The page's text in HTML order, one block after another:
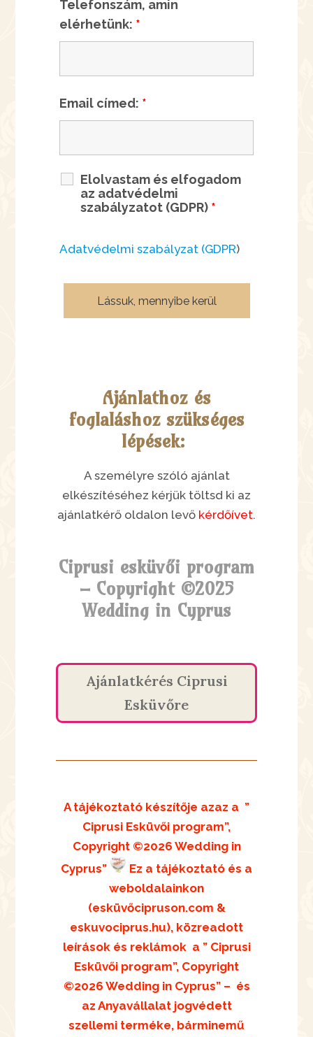
Telefonszám, amin
elérhetünk: *
Email címed: *
Elolvastam és elfogadom
az adatvédelmi
szabályzatot (GDPR) *
Adatvédelmi szabályzat (GDPR)
Ajánlathoz és
foglaláshoz szükséges
lépések:
A személyre szóló ajánlat
elkészítéséhez kérjük töltsd ki az
ajánlatkérő oldalon levő kérdőívet.
Ciprusi esküvői program
– Copyright ©2025
Wedding in Cyprus
Ajánlatkérés Ciprusi
Esküvőre
A tájékoztató készítője azaz a ”
Ciprusi Esküvői program”,
Copyright ©2026 Wedding in
Cyprus”
Ez a tájékoztató és a
weboldalainkon
(esküvőcipruson.com &
eskuvociprus.hu), közreadott
leírások és reklámok a ” Ciprusi
Esküvői program”, Copyright
©2026 Wedding in Cyprus” – és
az Anyavállalat jogvédett
szellemi terméke, bárminemű